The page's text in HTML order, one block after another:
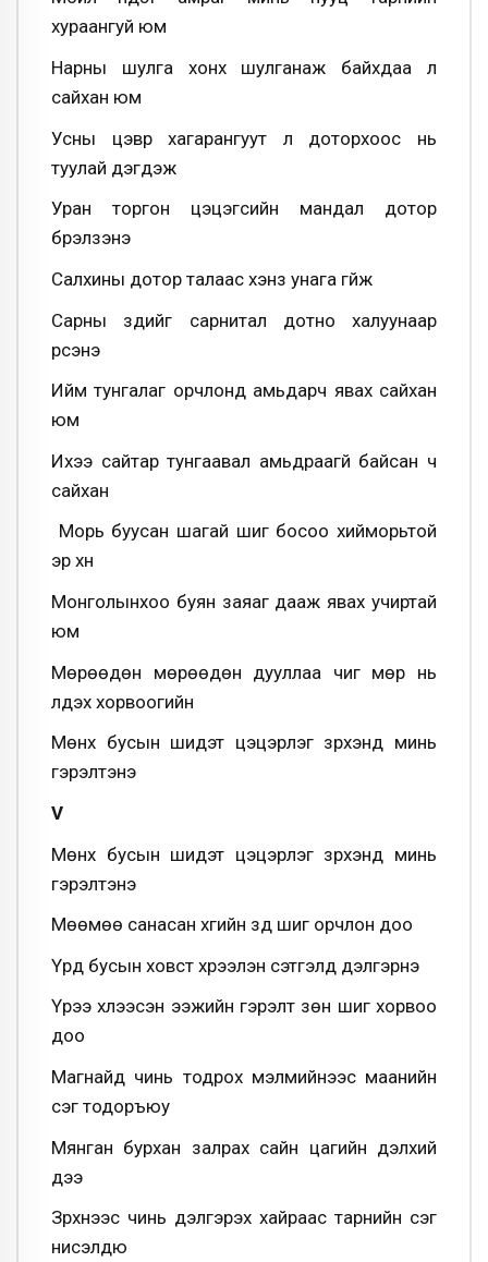
хураангуй юм
Нарны шулга хонх шулганаж байхдаа л
сайхан юм
Усны цэврүү хагарангуут л доторхоос нь
туулай дэгдэж
Уран торгон цэцэгсийн мандал дотор
бүрэлзэнэ
Салхины дотор талаас хэнз унага гүйж
Сарны зүүдийг сарнитал дотно халуунаар
үүрсэнэ
Ийм тунгалаг орчлонд амьдарч явах сайхан
юм
Ихээ сайтар тунгаавал амьдраагүй байсан ч
сайхан
Морь буусан шагай шиг босоо хийморьтой
эр хүн
Монголынхоо буян заяаг дааж явах учиртай
юм
Мөрөөдөн мөрөөдөн дууллаа чиг мөр нь
үлдэх хорвоогийн
Мөнх бусын шидэт цэцэрлэг зүрхэнд минь
гэрэлтэнэ
V
Мөнх бусын шидэт цэцэрлэг зүрхэнд минь
гэрэлтэнэ
Мөөмөө санасан хүүгийн зүүд шиг орчлон доо
Үүрд бусын ховст хүрээлэн сэтгэлд дэлгэрнэ
Үрээ хүлээсэн ээжийн гэрэлт зөн шиг хорвоо
доо
Магнайд чинь тодрох мэлмийнээс маанийн
үсэг тодоръюу
Мянган бурхан залрах сайн цагийн дэлхий
дээ
Зүрхнээс чинь дэлгэрэх хайраас тарнийн үсэг
нисэлдюү